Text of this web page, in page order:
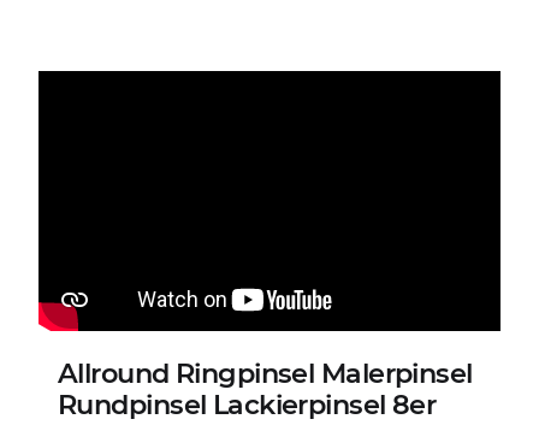
Allround Ringpinsel Malerpinsel
Rundpinsel Lackierpinsel 8er